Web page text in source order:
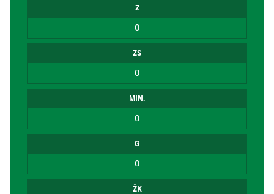
Z
0
ZS
0
MIN.
0
G
0
ŽK